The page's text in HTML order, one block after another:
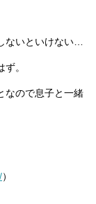
ないといけない…
。
なので息子と一緒
）